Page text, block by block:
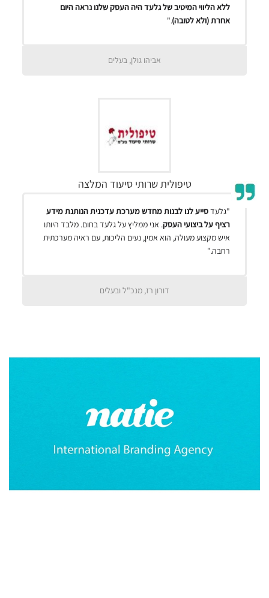
ללא הליווי המיטיב של גלעד היה העסק שלנו נראה היום
אחרת (ולא לטובה)."
אביהו גולן, בעלים
טיפולית שרותי סיעוד המלצה
"גלעדסייע לנו לבנות מחדש מערכת עדכנית הנותנת מידע
רציף על ביצועי העסק. אני ממליץ על גלעד בחום. מלבד היותו
איש מקצוע מעולה, הוא אמין, נעים הליכות, עם ראיה מערכתית
רחבה."
דורון רז, מנכ"ל ובעלים